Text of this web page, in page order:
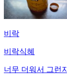
비락
비락식혜
너무 더워서 그런